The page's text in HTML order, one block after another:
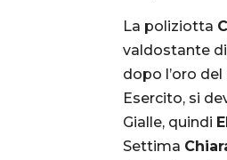
La poliziotta
valdostante
dopo l’oro
Esercito, si
Gialle, quindi
Settima